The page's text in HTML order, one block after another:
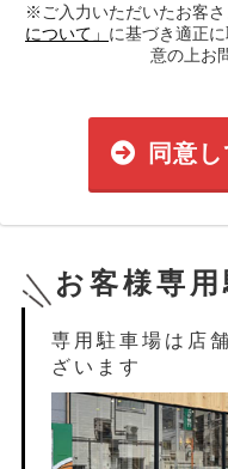
※ご入力いただいたお客さ
について」 に基づき適正
意の上お
同意
お客様専
専用駐車場は店
ざいます